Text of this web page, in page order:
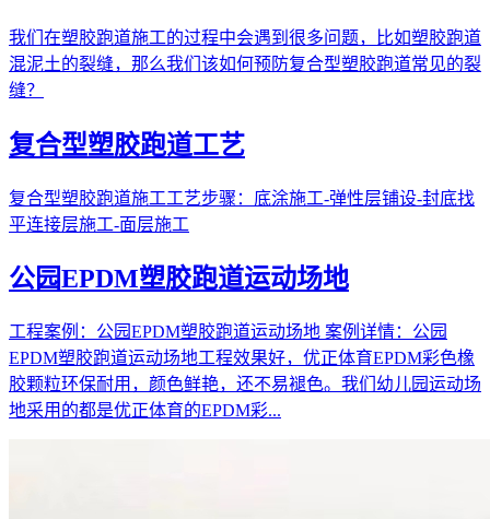
我们在塑胶跑道施工的过程中会遇到很多问题，比如塑胶跑道
混泥土的裂缝，那么我们该如何预防复合型塑胶跑道常见的裂
缝？
复合型塑胶跑道工艺
复合型塑胶跑道施工工艺步骤：底涂施工-弹性层铺设-封底找
平连接层施工-面层施工
公园EPDM塑胶跑道运动场地
工程案例：公园EPDM塑胶跑道运动场地 案例详情：公园
EPDM塑胶跑道运动场地工程效果好，优正体育EPDM彩色橡
胶颗粒环保耐用，颜色鲜艳，还不易褪色。我们幼儿园运动场
地采用的都是优正体育的EPDM彩...